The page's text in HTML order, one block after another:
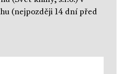
(nejpozději 14 dní před